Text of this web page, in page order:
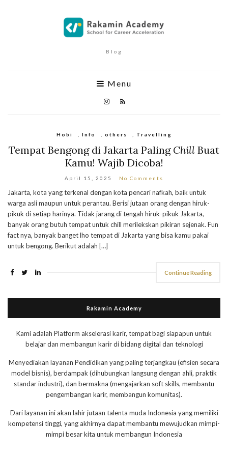
Blog
Menu
Hobi Info others Travelling
Tempat Bengong di Jakarta Paling Chill Buat
Kamu! Wajib Dicoba!
April 15, 2025 No Comments
Jakarta, kota yang terkenal dengan kota pencari nafkah, baik untuk
warga asli maupun untuk perantau. Berisi jutaan orang dengan hiruk-
pikuk di setiap harinya. Tidak jarang di tengah hiruk-pikuk Jakarta,
banyak orang butuh tempat untuk chill merilekskan pikiran sejenak. Fun
fact nya, banyak banget lho tempat di Jakarta yang bisa kamu pakai
untuk bengong. Berikut adalah […]
Continue Reading
Rakamin Academy
Kami adalah Platform akselerasi karir, tempat bagi siapapun untuk
belajar dan membangun karir di bidang digital dan teknologi
Menyediakan layanan Pendidikan yang paling terjangkau (efisien secara
model bisnis), berdampak (dihubungkan langsung dengan ahli, praktik
standar industri), dan bermakna (mengajarkan soft skills, membantu
pengembangan karir, membangun komunitas).
Dari layanan ini akan lahir jutaan talenta muda Indonesia yang memiliki
kompetensi tinggi, yang akhirnya dapat membantu mewujudkan mimpi-
mimpi besar kita untuk membangun Indonesia